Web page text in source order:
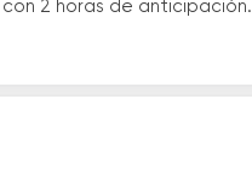
2 horas de anticipación.